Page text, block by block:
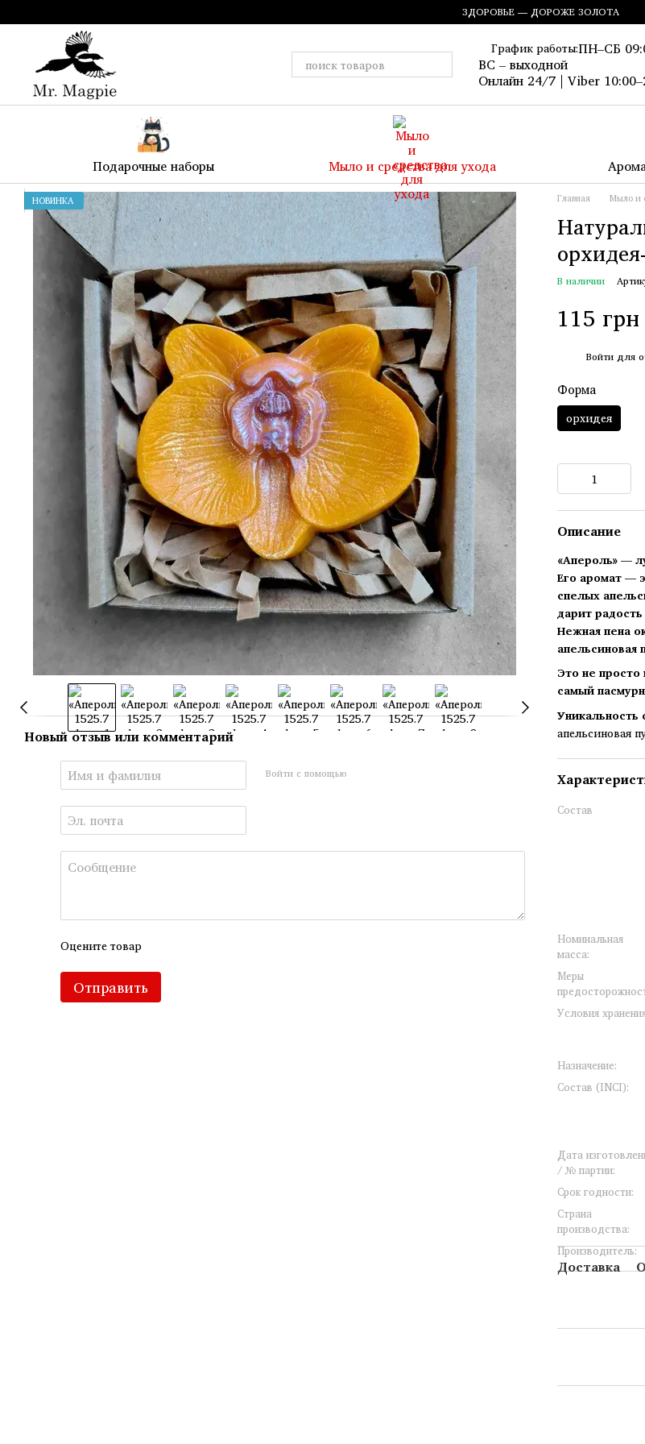
ЗДОРОВЬЕ — ДОРОЖЕ ЗОЛОТА
График работы:ПН–СБ
ВС – выходной
Онлайн 24/7 | Viber
Подарочные наборы Мыло и средства для ухода
НОВИНКА
Новый отзыв или комментарий
Войти с помощью
Оцените товар
Отправить
Главная Мыло и
В наличии
115 грн
Войти для
Форма
орхидея
Описание
«Апероль» —
Его аромат —
спелых
дарит
Нежная пена
апельсиновая
Это не
самый
Уникальность
апельсиновая
Состав
Номинальная
масса:
Меры
Условия
Назначение:
Состав (INCI):
Дата
/ № партии:
Срок годности:
Страна
производства:
Производитель:
Доставка